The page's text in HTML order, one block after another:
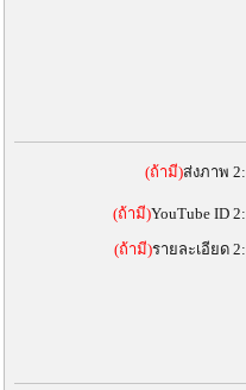
(ถ้ามี)ส่งภาพ 2:
(ถ้ามี)YouTube ID 2:
(ถ้ามี)รายละเอียด 2: